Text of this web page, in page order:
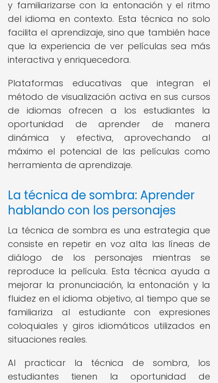
y familiarizarse con la entonación y el ritmo
del idioma en contexto. Esta técnica no solo
facilita el aprendizaje, sino que también hace
que la experiencia de ver películas sea más
interactiva y enriquecedora.
Plataformas educativas que integran el
método de visualización activa en sus cursos
de idiomas ofrecen a los estudiantes la
oportunidad de aprender de manera
dinámica y efectiva, aprovechando al
máximo el potencial de las películas como
herramienta de aprendizaje.
La técnica de sombra: Aprender
hablando con los personajes
La técnica de sombra es una estrategia que
consiste en repetir en voz alta las líneas de
diálogo de los personajes mientras se
reproduce la película. Esta técnica ayuda a
mejorar la pronunciación, la entonación y la
fluidez en el idioma objetivo, al tiempo que se
familiariza al estudiante con expresiones
coloquiales y giros idiomáticos utilizados en
situaciones reales.
Al practicar la técnica de sombra, los
estudiantes tienen la oportunidad de